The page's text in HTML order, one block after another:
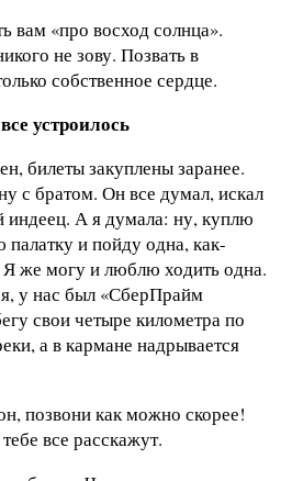
вам «про восход солнца».
не зову. Позвать в
собственное сердце.
устроилось
билеты закуплены заранее.
с братом. Он все думал, искал
индеец. А я думала: ну, куплю
и пойду одна, как-
Я же могу и люблю ходить одна.
у нас был «СберПрайм
свои четыре километра по
а в кармане надрывается
позвони как можно скорее!
все расскажут.